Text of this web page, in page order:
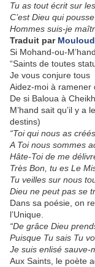
Tu as tout écrit sur
C’est Dieu qui
Hommes suis-je
Traduit parMouloud
Si Mohand-ou-
“Saints de toutes
Je vous conjure tous
Aidez-moi à ramener
De si Baloua à
M’hand sait qu’il y a
destins)
“Toi qui nous as créés
A Toi nous sommes
Hâte-Toi de me
Très Bon, tu es Le
Tu veilles sur nous
Dieu ne peut pas se
Dans sa poésie, on
l’Unique.
“De grâce Dieu
Puisque Tu sais Tu
Je suis enlisé sauve-
Aux Saints, le poète